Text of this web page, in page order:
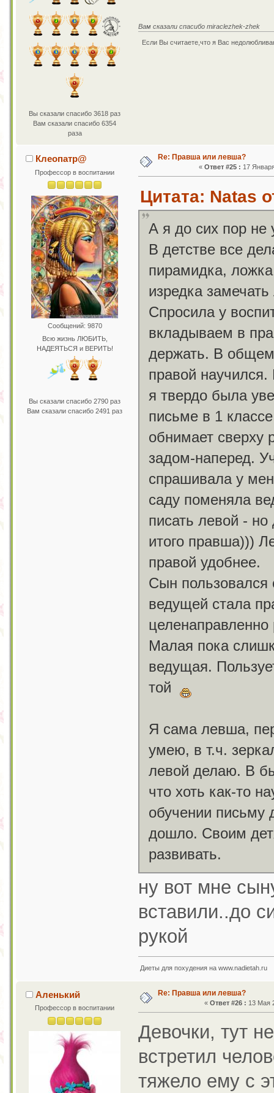
Вы сказали спасибо 3618 раз
Вам сказали спасибо 6354
раза
Вам сказали спасибо miraclezhek-zhek
Если Вы считаете,что я Вас
Клеопатр@
Профессор в воспитании
Сообщений: 9870
Всю жизнь ЛЮБИТЬ,
НАДЕЯТЬСЯ и ВЕРИТЬ!
Вы сказали спасибо 2790 раз
Вам сказали спасибо 2491 раз
Re: Правша или левша?
« Ответ #25 : 17
Цитата: Natas
А я до сих пор не
В детстве все
пирамидка,
изредка
Спросила у
вкладываем в
держать. В
правой
я твердо была
письме в 1
обнимает сверху
задом-наперед.
спрашивала у
саду поменяла
писать левой -
итого правша)))
правой удобнее.
Сын пользовался
ведущей стала
целенаправленно
Малая пока
ведущая.
той
Я сама левша,
умею, в т.ч.
левой делаю. В
что хоть как-то
обучении письму
дошло. Своим
развивать.
ну вот мне
вставили..до
рукой
Диеты для похудения на www.nadietah.ru
Аленький
Профессор в воспитании
Re: Правша или левша?
« Ответ #26 : 13 Мая
Девочки, тут
встретил
тяжело ему с